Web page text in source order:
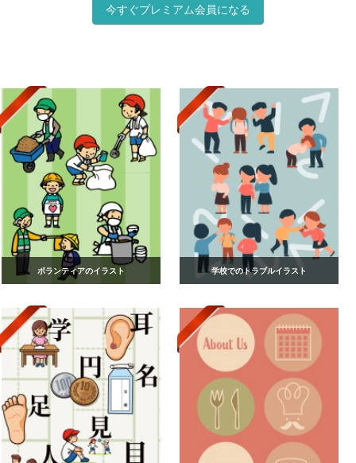
今すぐプレミアム会員になる
ボランティアのイラスト 学校でのトラブルイラスト